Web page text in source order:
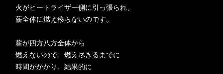
火がヒートライザー側に引っ張られ、
薪全体に燃え移らないのです。
薪が四方八方全体から
燃えないので、燃え尽きるまでに
時間がかかり、結果的に